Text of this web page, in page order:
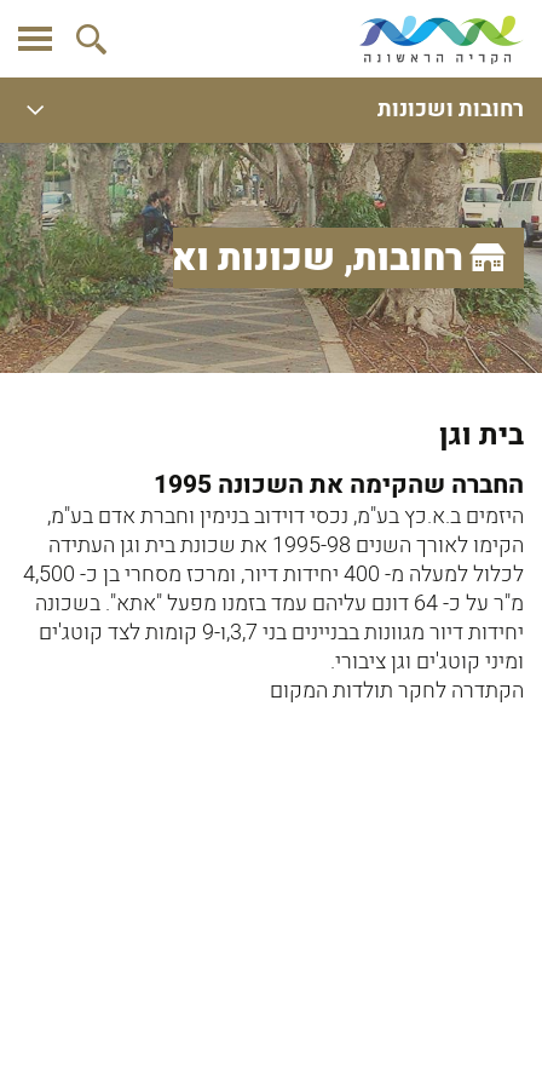
רחובות ושכונות
רחובות, שכונות ואתרים
בית וגן
החברה שהקימה את השכונה 1995
היזמים ב.א.כץ בע"מ, נכסי דוידוב בנימין וחברת אדם בע"מ,
הקימו לאורך השנים 1995-98 את שכונת בית וגן העתידה
לכלול למעלה מ- 400 יחידות דיור, ומרכז מסחרי בן כ- 4,500
מ"ר על כ- 64 דונם עליהם עמד בזמנו מפעל "אתא". בשכונה
יחידות דיור מגוונות בבניינים בני 3,7,ו-9 קומות לצד קוטג'ים
ומיני קוטג'ים וגן ציבורי.
הקתדרה לחקר תולדות המקום